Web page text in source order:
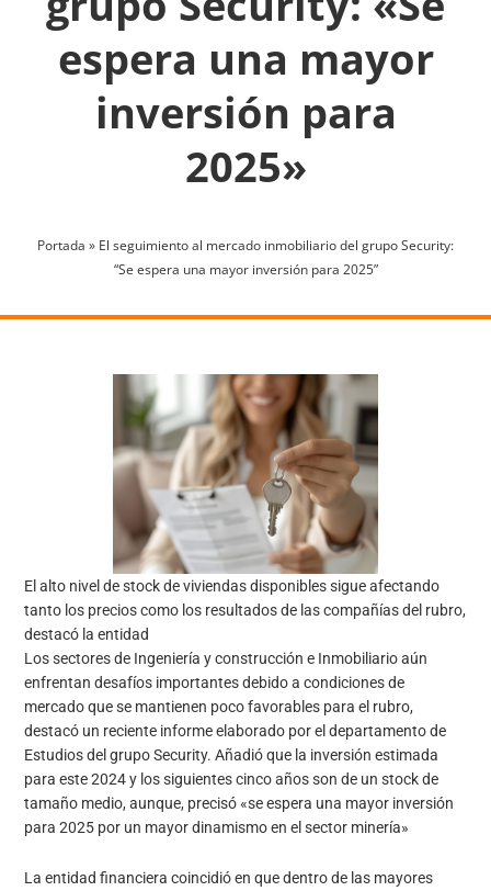
espera una mayor
inversión para
2025»
Portada » El seguimiento al mercado inmobiliario del grupo Security:
“Se espera una mayor inversión para 2025”
El alto nivel de stock de viviendas disponibles sigue afectando
tanto los precios como los resultados de las compañías del rubro,
destacó la entidad
Los sectores de Ingeniería y construcción e Inmobiliario aún
enfrentan desafíos importantes debido a condiciones de
mercado que se mantienen poco favorables para el rubro,
destacó un reciente informe elaborado por el departamento de
Estudios del grupo Security. Añadió que la inversión estimada
para este 2024 y los siguientes cinco años son de un stock de
tamaño medio, aunque, precisó «se espera una mayor inversión
para 2025 por un mayor dinamismo en el sector minería»
La entidad financiera coincidió en que dentro de las mayores